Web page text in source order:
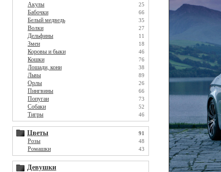
Акулы 25
Бабочки 66
Белый медведь 35
Волки 27
Дельфины 11
Змеи 18
Коровы и быки 46
Кошки 76
Лошади, кони 38
Львы 89
Орлы 26
Пингвины 66
Попугаи 73
Собаки 52
Тигры 46
Цветы 91
Розы 48
Ромашки 43
Девушки